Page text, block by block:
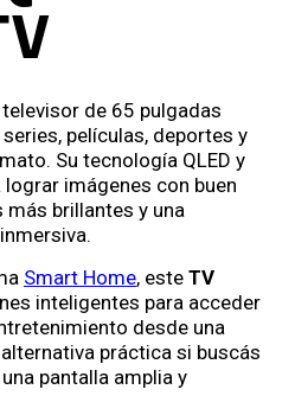
televisor de 65 pulgadas
películas, deportes y
Su tecnología QLED y
imágenes con buen
más brillantes y una
Smart Home, este TV
inteligentes para acceder
desde una
práctica si buscás
pantalla amplia y